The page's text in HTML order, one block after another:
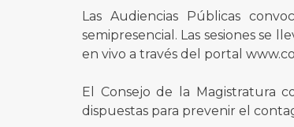
Las Audiencias Públicas
semipresencial. Las sesiones se
en vivo a través del portal
El Consejo de la Magistratura
dispuestas para prevenir el